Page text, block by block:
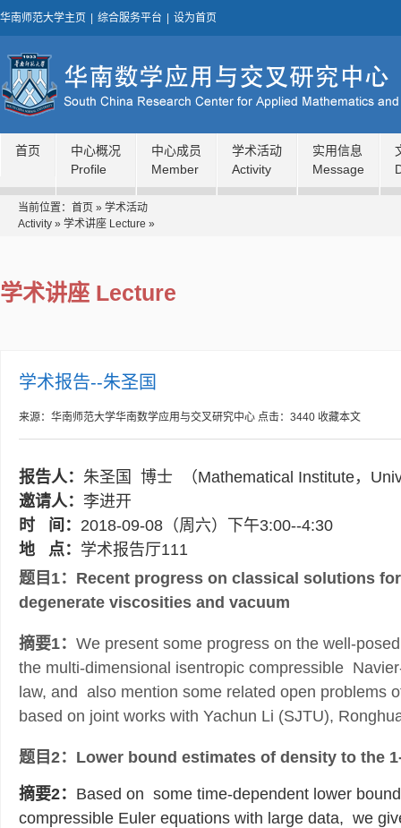
华南师范大学主页 综合服务平台 设为首页
首页
中心概况
Profile
中心成员
Member
学术活动
Activity
实用信息
Message
当前位置： 首页 » 学术活动
Activity » 学术讲座 Lecture »
学术讲座 Lecture
学术报告--朱圣国
来源：华南师范大学华南数学应用与交叉研究中心 点击： 3440 收藏本文
报告人： 朱圣国 博士 （Mathematical Institute，
邀请人： 李进开
时 间： 2018-09-08（周六）下午3:00--4:30
地 点： 学术报告厅111
题目1： Recent progress on classical solutions
degenerate viscosities and vacuum
摘要1： We present some progress on the well-
the multi-dimensional isentropic compressible
law, and also mention some related open problems
based on joint works with Yachun Li (SJTU),
题目2： Lower bound estimates of density to the
摘要2： Based on some time-dependent lower
compressible Euler equations with large data, we